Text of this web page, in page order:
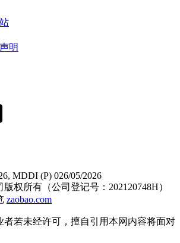
明
MDDI (P) 026/05/2026
权所有（公司登记号：202120748H）
zaobao.com
者若未经许可，擅自引用本网内容将面对